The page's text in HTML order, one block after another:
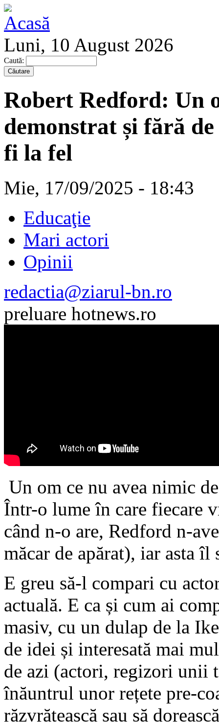
Luni, 10 August 2026
Caută:
Robert Redford: Un
demonstrat și fără
fi la fel
Mie, 17/09/2025 - 18:43
Educaţie
Mari actori
Opinii
redactia@ziarul-bn.ro
preluare hotnews.ro
Un om ce nu avea nimic
Într-o lume în care fiecare
când n-o are, Redford n-
măcar de apărat), iar asta
E greu să-l compari cu
actuală. E ca și cum ai
masiv, cu un dulap de la
de idei și interesată mai
de azi (actori, regizori unii
înăuntrul unor rețete pre-
răzvrătească sau să